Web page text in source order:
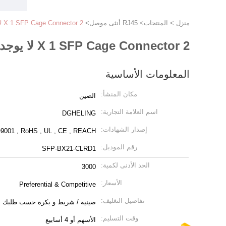
منزل > المنتجات> RJ45 أنثى موصل > 2 X 1 SFP Cage Connector لا يوجد أنابيب خفيفة ISO9001 RoHS UL CE
2 X 1 SFP Cage Connector لا يوجد أنابيب خفيفة ISO9001 RoHS UL CE
المعلومات الأساسية
مكان المنشأ: الصين
اسم العلامة التجارية: DGHELING
إصدار الشهادات: , RoHS , UL , CE , REACH
رقم الموديل: SFP-BX21-CLRD1
الحد الأدنى لكمية: 3000
الأسعار: Preferential & Competitive
تفاصيل التغليف: صينية / شريط و بكرة حسب طلبك
وقت التسليم: الأسهم أو 4 أسابيع